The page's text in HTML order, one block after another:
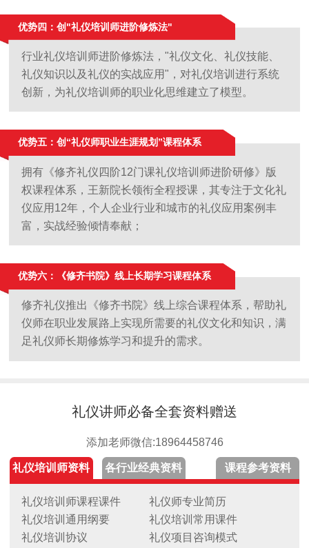
优势四：创"礼仪培训师进阶修炼法"
行业礼仪培训师进阶修炼法，"礼仪文化、礼仪技能、
礼仪知识以及礼仪的实战应用"，对礼仪培训进行系统
创新，为礼仪培训师的职业化思维建立了模型。
优势五：创“礼仪师职业生涯规划”课程体系
拥有《修齐礼仪四阶12门课礼仪培训师进阶研修》版
权课程体系，王新院长领衔全程授课，其专注于文化礼
仪应用12年，个人企业行业和城市的礼仪应用案例丰
富，实战经验倾情奉献；
优势六：《修齐书院》线上长期学习课程体系
修齐礼仪推出《修齐书院》线上综合课程体系，帮助礼
仪师在职业发展路上实现所需要的礼仪文化和知识，满
足礼仪师长期修炼学习和提升的需求。
礼仪讲师必备全套资料赠送
添加老师微信:18964458746
礼仪培训师资料 各行业经典资料 课程参考资料
礼仪培训师课程课件
礼仪师专业简历
礼仪培训通用纲要
礼仪培训常用课件
礼仪培训协议
礼仪项目咨询模式